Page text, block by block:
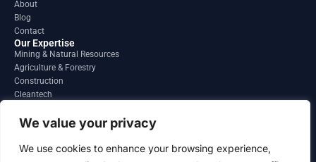
We value your privacy
We use cookies to enhance your browsing experience,
o
o
k
About
Blog
Contact
Our Expertise
Mining & Natural Resources
Agriculture & Forestry
Construction
Cleantech
Regions
South America
North America